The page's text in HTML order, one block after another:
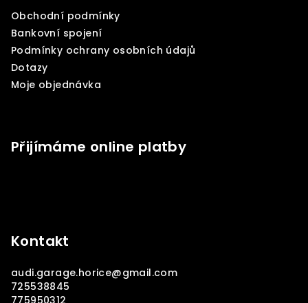
Obchodní podmínky
Bankovní spojení
Podmínky ochrany osobních údajů
Dotazy
Moje objednávka
Přijímáme online platby
Kontakt
audi.garage.horice@gmail.com
725538845